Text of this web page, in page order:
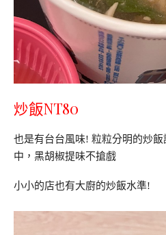
炒飯NT80
也是有台台風味! 粒粒分明的炒
中，黑胡椒提味不搶戲
小小的店也有大廚的炒飯水準!